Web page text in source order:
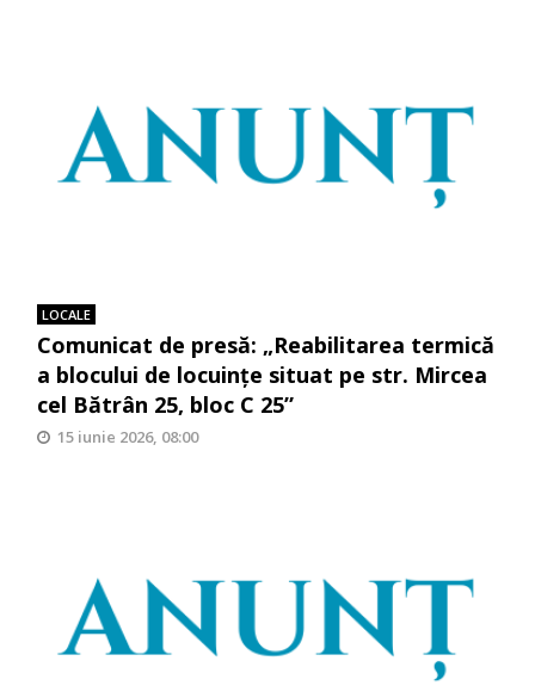
LOCALE
Comunicat de presă: „Reabilitarea termică
a blocului de locuinţe situat pe str. Mircea
cel Bătrân 25, bloc C 25”
15 iunie 2026, 08:00